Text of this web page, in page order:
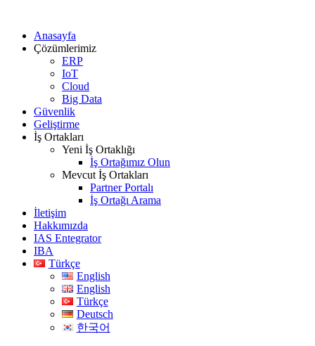
Anasayfa
Çözümlerimiz
ERP
IoT
Cloud
Big Data
Güvenlik
Geliştirme
İş Ortakları
Yeni İş Ortaklığı
İş Ortağımız Olun
Mevcut İş Ortakları
Partner Portalı
İş Ortağı Arama
İletişim
Hakkımızda
IAS Entegrator
IBA
Türkçe
English
English
Türkçe
Deutsch
한국어